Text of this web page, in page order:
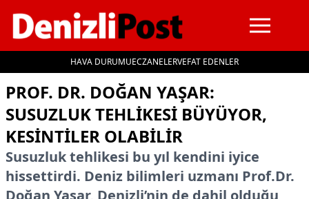
HAVA DURUMUECZANELERVEFAT EDENLER
PROF. DR. DOĞAN YAŞAR:
SUSUZLUK TEHLIKESI BÜYÜYOR,
KESINTILER OLABILIR
Susuzluk tehlikesi bu yıl kendini iyice
hissettirdi. Deniz bilimleri uzmanı Prof.Dr.
Doğan Yaşar, Denizli’nin de dahil olduğu